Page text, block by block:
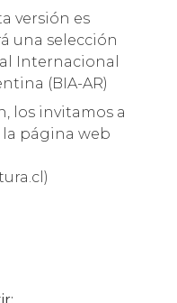
versión es
una selección
Internacional
(BIA-AR)
los invitamos a
página web